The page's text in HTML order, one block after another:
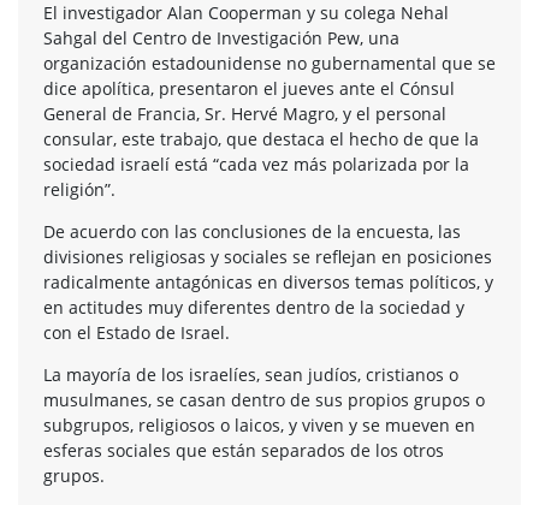
El investigador Alan Cooperman y su colega Nehal
Sahgal del Centro de Investigación Pew, una
organización estadounidense no gubernamental que se
dice apolítica, presentaron el jueves ante el Cónsul
General de Francia, Sr. Hervé Magro, y el personal
consular, este trabajo, que destaca el hecho de que la
sociedad israelí está “cada vez más polarizada por la
religión”.
De acuerdo con las conclusiones de la encuesta, las
divisiones religiosas y sociales se reflejan en posiciones
radicalmente antagónicas en diversos temas políticos, y
en actitudes muy diferentes dentro de la sociedad y
con el Estado de Israel.
La mayoría de los israelíes, sean judíos, cristianos o
musulmanes, se casan dentro de sus propios grupos o
subgrupos, religiosos o laicos, y viven y se mueven en
esferas sociales que están separados de los otros
grupos.